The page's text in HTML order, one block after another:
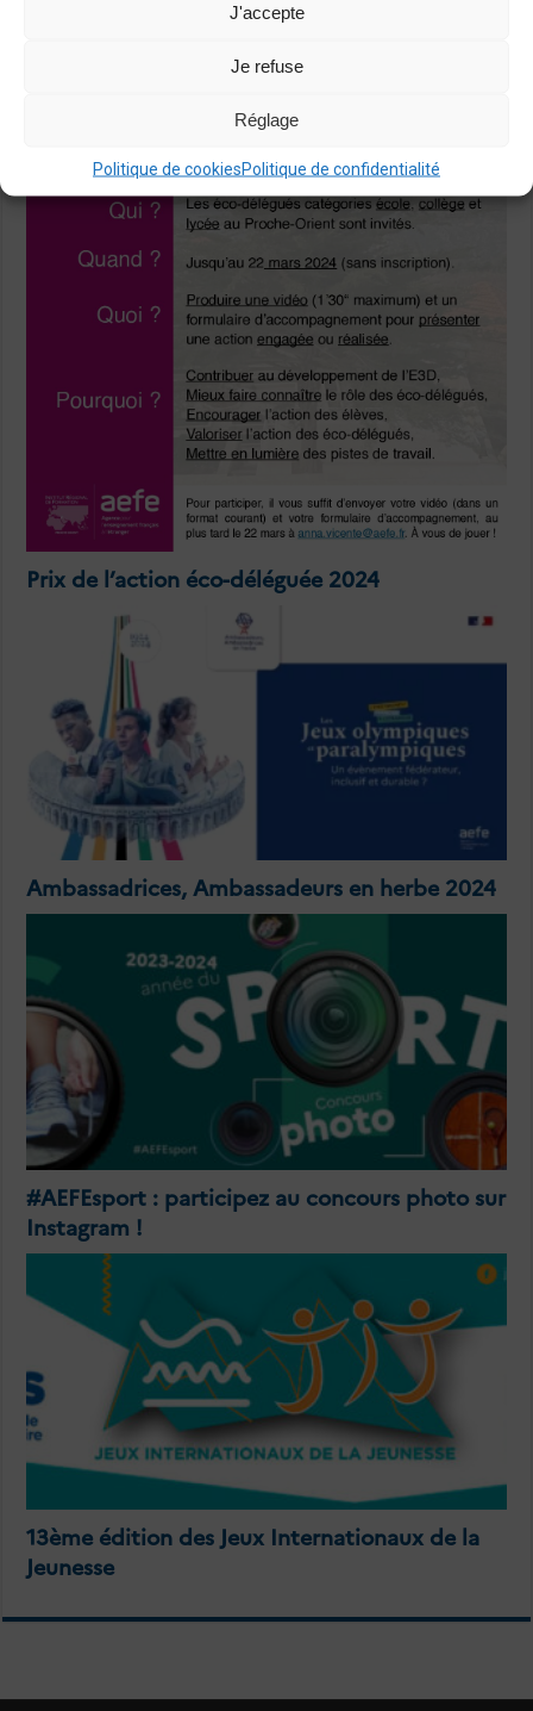
J'accepte
Je refuse
Réglage
Politique de cookiesPolitique de confidentialité
Prix de l’action éco-déléguée 2024
Ambassadrices, Ambassadeurs en herbe 2024
#AEFEsport : participez au concours photo sur
Instagram !
13ème édition des Jeux Internationaux de la
Jeunesse